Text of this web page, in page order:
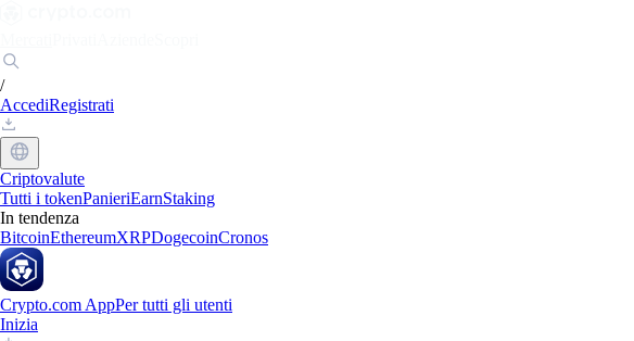
/
AccediRegistrati
Criptovalute
Tutti i tokenPanieriEarnStaking
In tendenza
BitcoinEthereumXRPDogecoinCronos
Crypto.com AppPer tutti gli utenti
Inizia